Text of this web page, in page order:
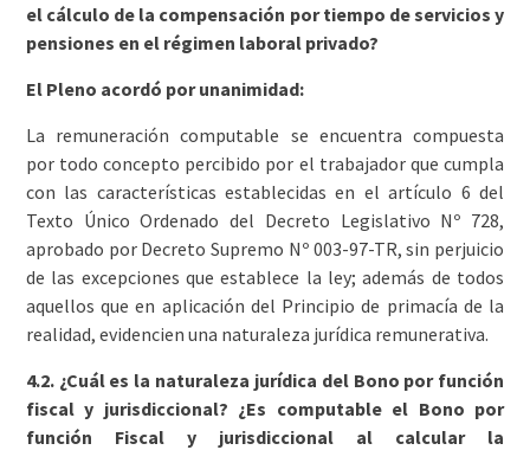
el cálculo de la compensación por tiempo de servicios y
pensiones en el régimen laboral privado?
El Pleno acordó por unanimidad:
La remuneración computable se encuentra compuesta
por todo concepto percibido por el trabajador que cumpla
con las características establecidas en el artículo 6 del
Texto Único Ordenado del Decreto Legislativo Nº 728,
aprobado por Decreto Supremo Nº 003-97-TR, sin perjuicio
de las excepciones que establece la ley; además de todos
aquellos que en aplicación del Principio de primacía de la
realidad, evidencien una naturaleza jurídica remunerativa.
4.2. ¿Cuál es la naturaleza jurídica del Bono por función
fiscal y jurisdiccional? ¿Es computable el Bono por
función Fiscal y jurisdiccional al calcular la